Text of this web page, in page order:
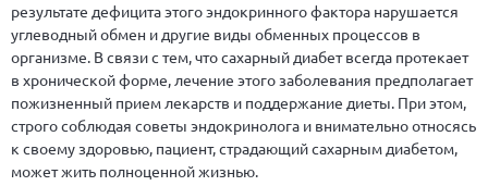
результате дефицита этого эндокринного фактора нарушается
углеводный обмен и другие виды обменных процессов в
организме. В связи с тем, что сахарный диабет всегда протекает
в хронической форме, лечение этого заболевания предполагает
пожизненный прием лекарств и поддержание диеты. При этом,
строго соблюдая советы эндокринолога и внимательно относясь
к своему здоровью, пациент, страдающий сахарным диабетом,
может жить полноценной жизнью.